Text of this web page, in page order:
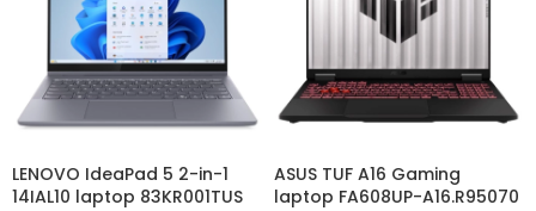
LENOVO IdeaPad 5 2-in-1
14IAL10 laptop 83KR001TUS
ASUS TUF A16 Gaming
laptop FA608UP-A16.R95070